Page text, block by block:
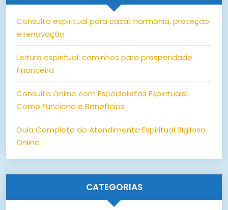
Consulta espiritual para casal: harmonia, proteção
e renovação
Leitura espiritual: caminhos para prosperidade
financeira
Consulta Online com Especialistas Espirituais:
Como Funciona e Benefícios
Guia Completo do Atendimento Espiritual Sigiloso
Online
CATEGORIAS